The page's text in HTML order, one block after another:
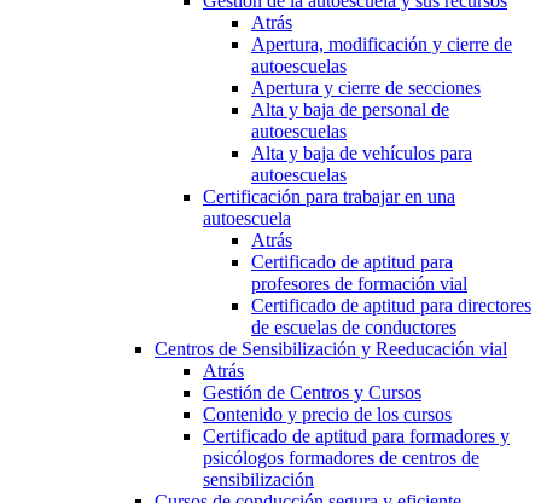
Atrás
Apertura, modificación y cierre de
autoescuelas
Apertura y cierre de secciones
Alta y baja de personal de
autoescuelas
Alta y baja de vehículos para
autoescuelas
Certificación para trabajar en una
autoescuela
Atrás
Certificado de aptitud para
profesores de formación vial
Certificado de aptitud para directores
de escuelas de conductores
Centros de Sensibilización y Reeducación vial
Atrás
Gestión de Centros y Cursos
Contenido y precio de los cursos
Certificado de aptitud para formadores y
psicólogos formadores de centros de
sensibilización